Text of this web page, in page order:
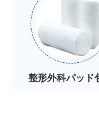
整形外科パッド